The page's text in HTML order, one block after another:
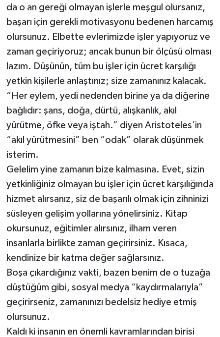
da o an gereği olmayan işlerle meşgul olursanız,
başarı için gerekli motivasyonu bedenen harcamış
olursunuz. Elbette evlerimizde işler yapıyoruz ve
zaman geçiriyoruz; ancak bunun bir ölçüsü olması
lazım. Düşünün, tüm bu işler için ücret karşılığı
yetkin kişilerle anlaştınız; size zamanınız kalacak.
“Her eylem, yedi nedenden birine ya da diğerine
bağlıdır: şans, doğa, dürtü, alışkanlık, akıl
yürütme, öfke veya iştah.” diyen Aristoteles’in
“akıl yürütmesini” ben “odak” olarak düşünmek
isterim.
Gelelim yine zamanın bize kalmasına. Evet, sizin
yetkinliğiniz olmayan bu işler için ücret karşılığında
hizmet alırsanız, siz de başarılı olmak için zihninizi
süsleyen gelişim yollarına yönelirsiniz. Kitap
okursunuz, eğitimler alırsınız, ilham veren
insanlarla birlikte zaman geçirirsiniz. Kısaca,
kendinize bir katma değer sağlarsınız.
Boşa çıkardığınız vakti, bazen benim de o tuzağa
düştüğüm gibi, sosyal medya “kaydırmalarıyla”
geçirirseniz, zamanınızı bedelsiz hediye etmiş
olursunuz.
Kaldı ki insanın en önemli kavramlarından birisi